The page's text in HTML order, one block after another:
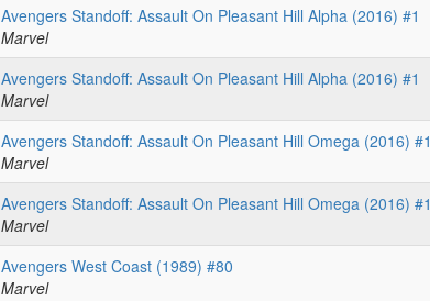
Avengers Standoff: Assault On Pleasant Hill Alpha (2016) #1
Marvel
Avengers Standoff: Assault On Pleasant Hill Alpha (2016) #1
Marvel
Avengers Standoff: Assault On Pleasant Hill Omega (2016) #1
Marvel
Avengers Standoff: Assault On Pleasant Hill Omega (2016) #1
Marvel
Avengers West Coast (1989) #80
Marvel